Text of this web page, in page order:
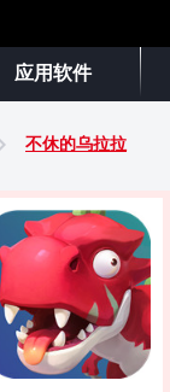
应用软件
不休的乌拉拉